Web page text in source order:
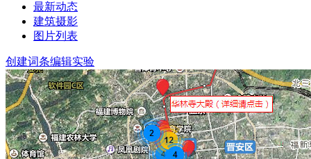
最新动态
建筑摄影
图片列表
创建词条编辑实验